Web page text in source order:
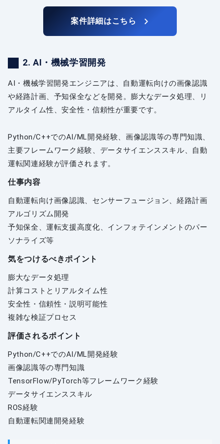
案件詳細はこちら
2. AI・機械学習開発
AI・機械学習開発エンジニアは、自動運転向けの画像認識
や経路計画、予知保全などを開発。膨大なデータ処理、リ
アルタイム性、安全性・信頼性が重要です。
Python/C++でのAI/ML開発経験、画像認識等の専門知識、
主要フレームワーク経験、データサイエンススキル、自動
運転関連経験が評価されます。
仕事内容
自動運転向け画像認識、センサーフュージョン、経路計画
アルゴリズム開発
予知保全、運転支援高度化、インフォテインメントのパー
ソナライズ等
気をつけるべきポイント
膨大なデータ処理
計算コストとリアルタイム性
安全性・信頼性・説明可能性
複雑な検証プロセス
評価されるポイント
Python/C++でのAI/ML開発経験
画像認識等の専門知識
TensorFlow/PyTorch等フレームワーク経験
データサイエンススキル
ROS経験
自動運転関連開発経験